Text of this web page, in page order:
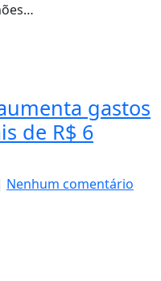
gastos
de R$ 6
Nenhum comentário